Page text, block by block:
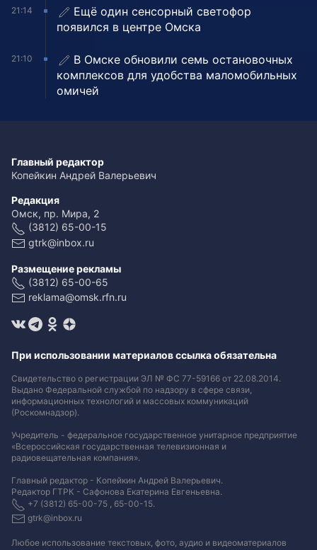
21:14
Ещё один сенсорный светофор
появился в центре Омска
21:10
В Омске обновили семь остановочных
комплексов для удобства маломобильных
омичей
Главный редактор
Копейкин Андрей Валерьевич
Редакция
Омск, пр. Мира, 2
(3812) 65-00-15
gtrk@inbox.ru
Размещение рекламы
(3812) 65-00-65
reklama@omsk.rfn.ru
При использовании материалов ссылка обязательна
Свидетельство о регистрации ЭЛ № ФС 77-59166 от 22.08.2014.
Выдано Федеральной службой по надзору в сфере связи,
информационных технологий и массовых коммуникаций
(Роскомнадзор).
Учредитель - федеральное государственное унитарное предприятие
«Всероссийская государственная телевизионная и
радиовещательная компания».
Главный редактор - Копейкин Андрей Валерьевич.
Редактор ГТРК - Сафонова Екатерина Евгеньевна.
+7 (3812) 65-00-75 , 65-00-15.
gtrk@inbox.ru
Любое использование текстовых, фото, аудио и видеоматериалов